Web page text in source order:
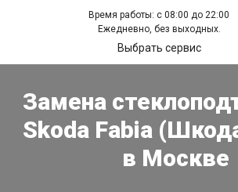
Время работы: с 08:00 до 22:00
Ежедневно, без выходных.
Выбрать сервис
Замена
Skoda Fabia
в Москве